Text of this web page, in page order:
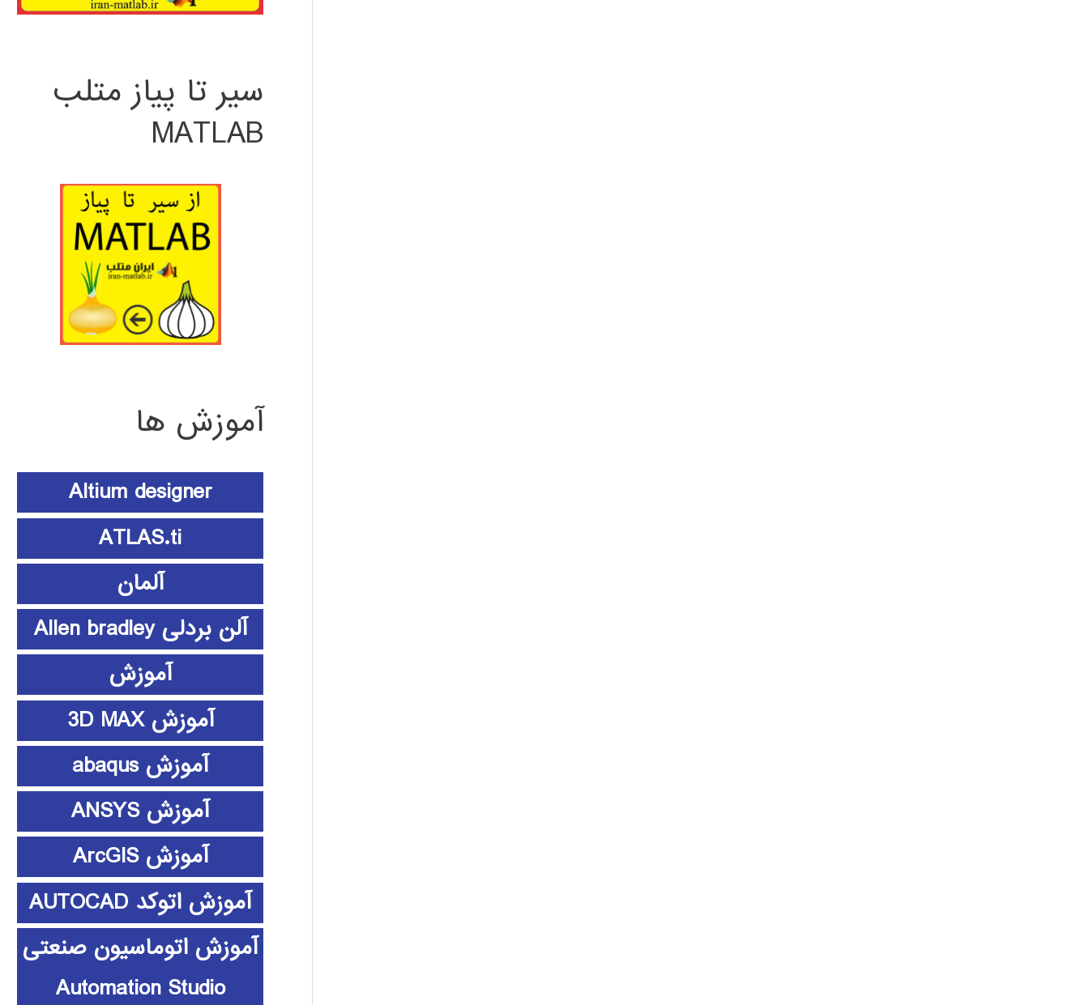
سیر تا پیاز متلب
MATLAB
آموزش ها
Altium designer
ATLAS.ti
آلمان
آلن بردلی Allen bradley
آموزش
آموزش 3D MAX
آموزش abaqus
آموزش ANSYS
آموزش ArcGIS
آموزش اتوکد AUTOCAD
آموزش اتوماسیون صنعتی
Automation Studio